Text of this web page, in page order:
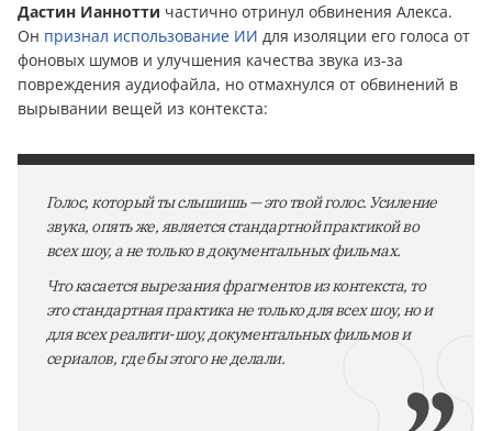
Дастин Ианнотти частично отринул обвинения Алекса.
Он признал использование ИИ для изоляции его голоса от
фоновых шумов и улучшения качества звука из-за
повреждения аудиофайла, но отмахнулся от обвинений в
вырывании вещей из контекста:
Голос, который ты слышишь — это твой голос. Усиление
звука, опять же, является стандартной практикой во
всех шоу, а не только в документальных фильмах.
Что касается вырезания фрагментов из контекста, то
это стандартная практика не только для всех шоу, но и
для всех реалити-шоу, документальных фильмов и
сериалов, где бы этого не делали.